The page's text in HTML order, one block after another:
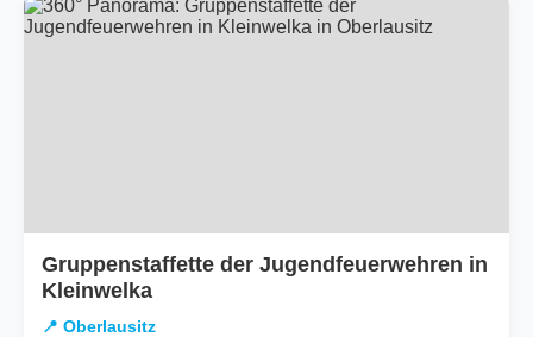
Gruppenstaffette der Jugendfeuerwehren in
Kleinwelka
📍 Oberlausitz